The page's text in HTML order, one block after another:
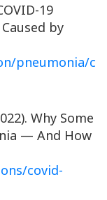
19
by
pneumonia/c
Why Some
— And How
covid-